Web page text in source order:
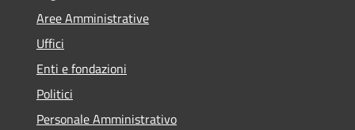
Aree Amministrative
Uffici
Enti e fondazioni
Politici
Personale Amministrativo